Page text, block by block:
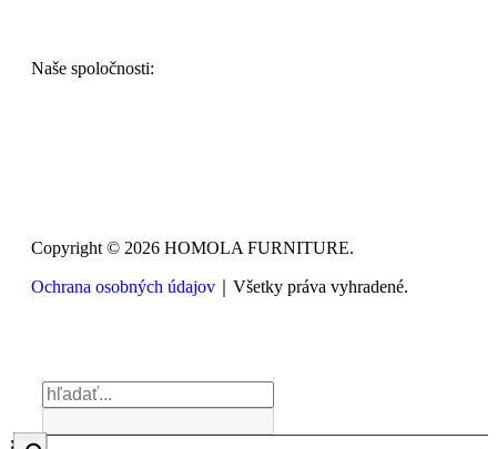
Naše spoločnosti:
Copyright © 2026 HOMOLA FURNITURE.
Ochrana osobných údajov ｜Všetky práva vyhradené.